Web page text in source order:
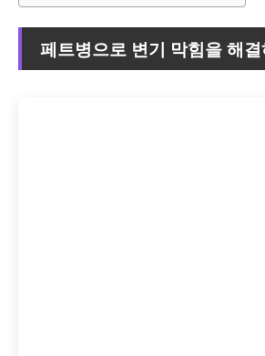
페트병으로 변기 막힘을 해